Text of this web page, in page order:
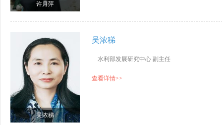
许月萍
吴浓稊
吴浓稊
水利部发展研究中心 副主任
查看详情>>